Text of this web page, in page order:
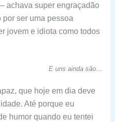
achava super engraçadão
ser uma pessoa
jovem e idiota como todos
E uns ainda são…
que hoje em dia deve
Até porque eu
humor quando eu tentei